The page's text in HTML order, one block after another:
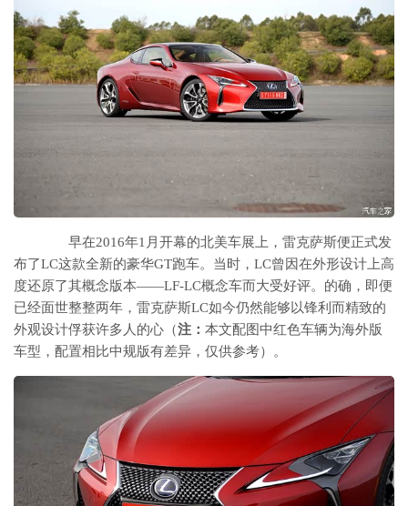
早在2016年1月开幕的北美车展上，雷克萨斯便正式发
布了LC这款全新的豪华GT跑车。当时，LC曾因在外形设计上高
度还原了其概念版本——LF-LC概念车而大受好评。的确，即便
已经面世整整两年，雷克萨斯LC如今仍然能够以锋利而精致的
外观设计俘获许多人的心（注： 本文配图中红色车辆为海外版
车型，配置相比中规版有差异，仅供参考）。